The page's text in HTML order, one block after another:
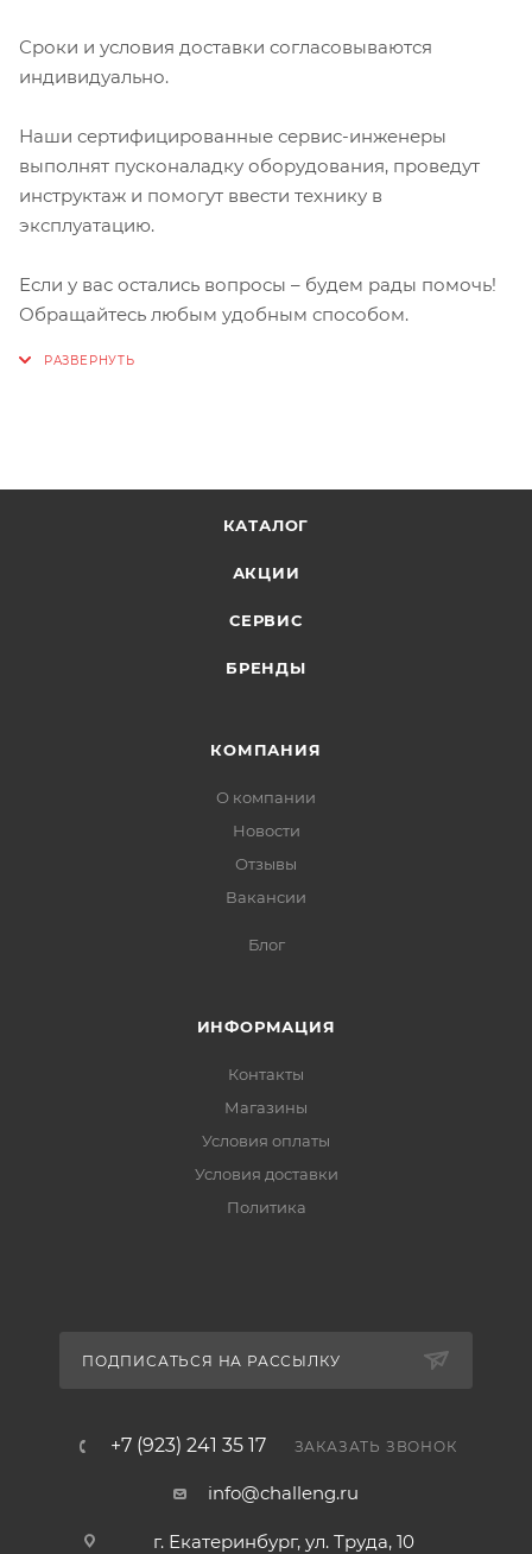
Сроки и условия доставки согласовываются
индивидуально.
Наши сертифицированные сервис-инженеры
выполнят пусконаладку оборудования, проведут
инструктаж и помогут ввести технику в
эксплуатацию.
Если у вас остались вопросы – будем рады помочь!
Обращайтесь любым удобным способом.
КАТАЛОГ
АКЦИИ
СЕРВИС
БРЕНДЫ
КОМПАНИЯ
О компании
Новости
Отзывы
Вакансии
Блог
ИНФОРМАЦИЯ
Контакты
Магазины
Условия оплаты
Условия доставки
Политика
ПОДПИСАТЬСЯ НА РАССЫЛКУ
+7 (923) 241 35 17 ЗАКАЗАТЬ ЗВОНОК
info@challeng.ru
г. Екатеринбург, ул. Труда, 10